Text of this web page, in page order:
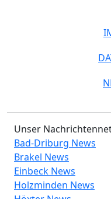
Unser
Bad-Driburg News
Brakel News
Einbeck News
Holzminden News